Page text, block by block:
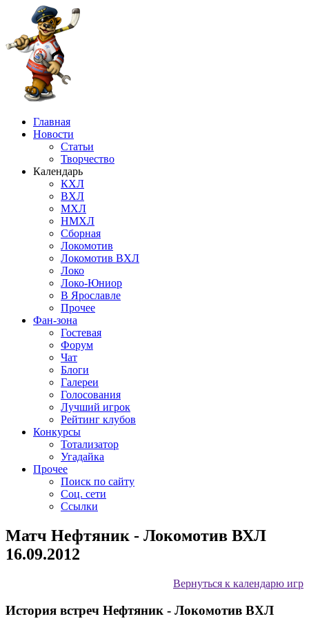
Главная
Новости
Статьи
Творчество
Календарь
КХЛ
ВХЛ
МХЛ
НМХЛ
Сборная
Локомотив
Локомотив ВХЛ
Локо
Локо-Юниор
В Ярославле
Прочее
Фан-зона
Гостевая
Форум
Чат
Блоги
Галереи
Голосования
Лучший игрок
Рейтинг клубов
Конкурсы
Тотализатор
Угадайка
Прочее
Поиск по сайту
Соц. сети
Ссылки
Матч Нефтяник - Локомотив ВХЛ
16.09.2012
Вернуться к календарю игр
История встреч Нефтяник - Локомотив ВХЛ